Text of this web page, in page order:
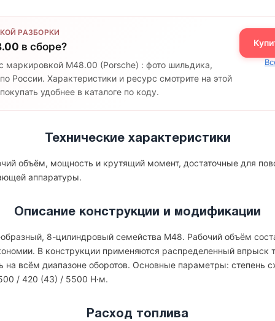
РАЗБОРКИ
в сборе?
маркировкой M48.00 (Porsche) : фото шильдика,
России. Характеристики и ресурс смотрите на этой
удобнее в каталоге по коду.
Технические характеристики
объём, мощность и крутящий момент, достаточные для
аппаратуры.
Описание конструкции и модификации
8-цилиндровый семейства M48. Рабочий объём
В конструкции применяются распределенный впрыск
на всём диапазоне оборотов. Основные параметры: степень
/ 420 (43) / 5500 Н·м.
Расход топлива